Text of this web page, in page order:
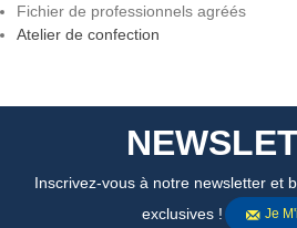
Fichier de professionnels agréés
Atelier de confection
Inscrivez-vous à notre newsletter et
exclusives !
Je